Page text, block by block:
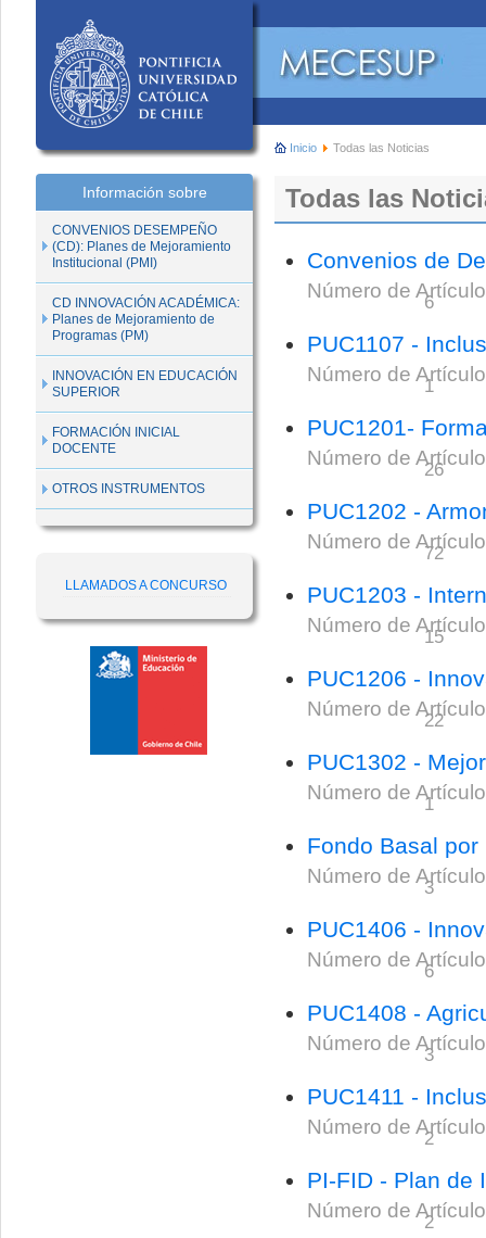
Información sobre
CONVENIOS DESEMPEÑO
(CD): Planes de Mejoramiento
Institucional (PMI)
CD INNOVACIÓN ACADÉMICA:
Planes de Mejoramiento de
Programas (PM)
INNOVACIÓN EN EDUCACIÓN
SUPERIOR
FORMACIÓN INICIAL
DOCENTE
OTROS INSTRUMENTOS
LLAMADOS A CONCURSO
Inicio Todas las Noticias
Todas las
Convenios de
Número de
6
PUC1107 -
Número de
1
PUC1201-
Número de
26
PUC1202 -
Número de
72
PUC1203 -
Número de
15
PUC1206 -
Número de
22
PUC1302 -
Número de
1
Fondo Basal
Número de
3
PUC1406 -
Número de
6
PUC1408 -
Número de
3
PUC1411 -
Número de
2
PI-FID - Plan de
Número de
2